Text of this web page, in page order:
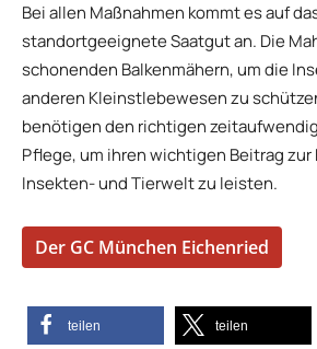
Bei allen Maßnahmen kommt es auf
standortgeeignete Saatgut an. Die
schonenden Balkenmähern, um die
anderen Kleinstlebewesen zu
benötigen den richtigen
Pflege, um ihren wichtigen Beitrag zur
Insekten- und Tierwelt zu leisten.
Der GC München Eichenried
teilen teilen